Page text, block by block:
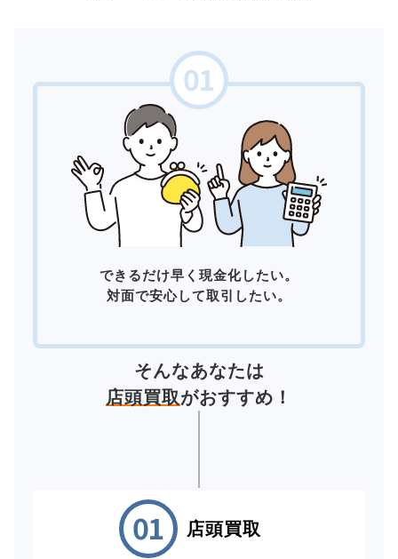
できるだけ早く現金化したい。
対面で安心して取引したい。
そんなあなたは
店頭買取がおすすめ！
店頭買取